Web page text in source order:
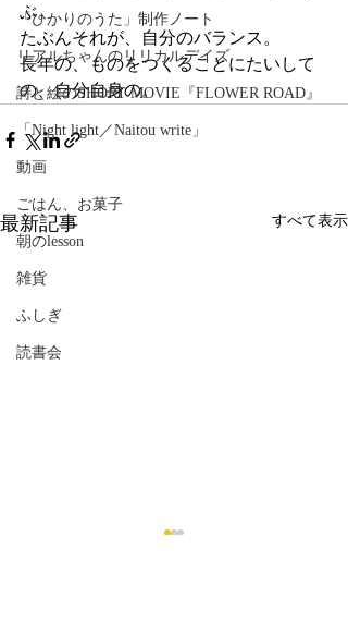
「ひかりのうた」制作ノート
リアルちゃんのリリカルデイズ
詩と絵のSHORT MOVIE『FLOWER ROAD』
「Night light／Naitou write」
動画
ごはん、お菓子
朝のlesson
雑貨
ふしぎ
読書会
ぶ。
たぶんそれが、自分のバランス。
長年の、ものをつくることにたいして
の、自分自身の。
最新記事 すべて表示